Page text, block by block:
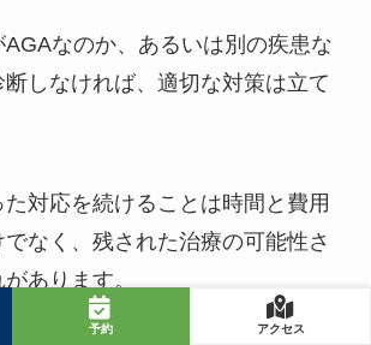
予約 アクセス
なのか、あるいは別の疾患な
しなければ、適切な対策は立て
対応を続けることは時間と費用
なく、残された治療の可能性さ
あります。